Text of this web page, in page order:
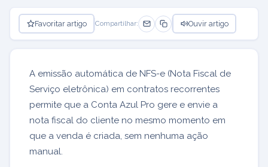
Favoritar artigo Compartilhar: Ouvir artigo
A emissão automática de NFS-e (Nota Fiscal de
Serviço eletrônica) em contratos recorrentes
permite que a Conta Azul Pro gere e envie a
nota fiscal do cliente no mesmo momento em
que a venda é criada, sem nenhuma ação
manual.